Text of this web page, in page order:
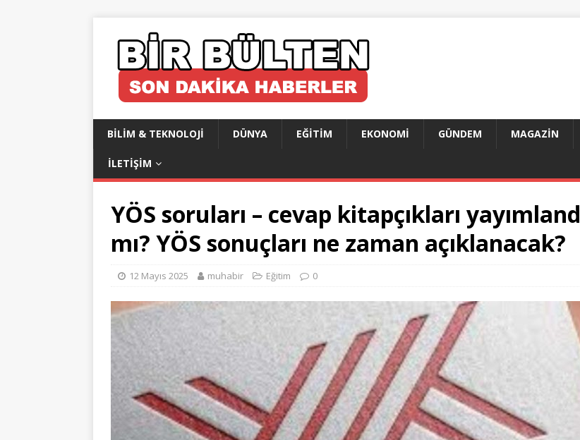
BILIM & TEKNOLOJI DÜNYA EĞITIM EKONOMI GÜNDEM MAGAZIN
İLETIŞIM
YÖS soruları – cevap kitapçıkları
mı? YÖS sonuçları ne zaman açıklanacak?
12 Mayıs 2025 muhabir Eğitim 0